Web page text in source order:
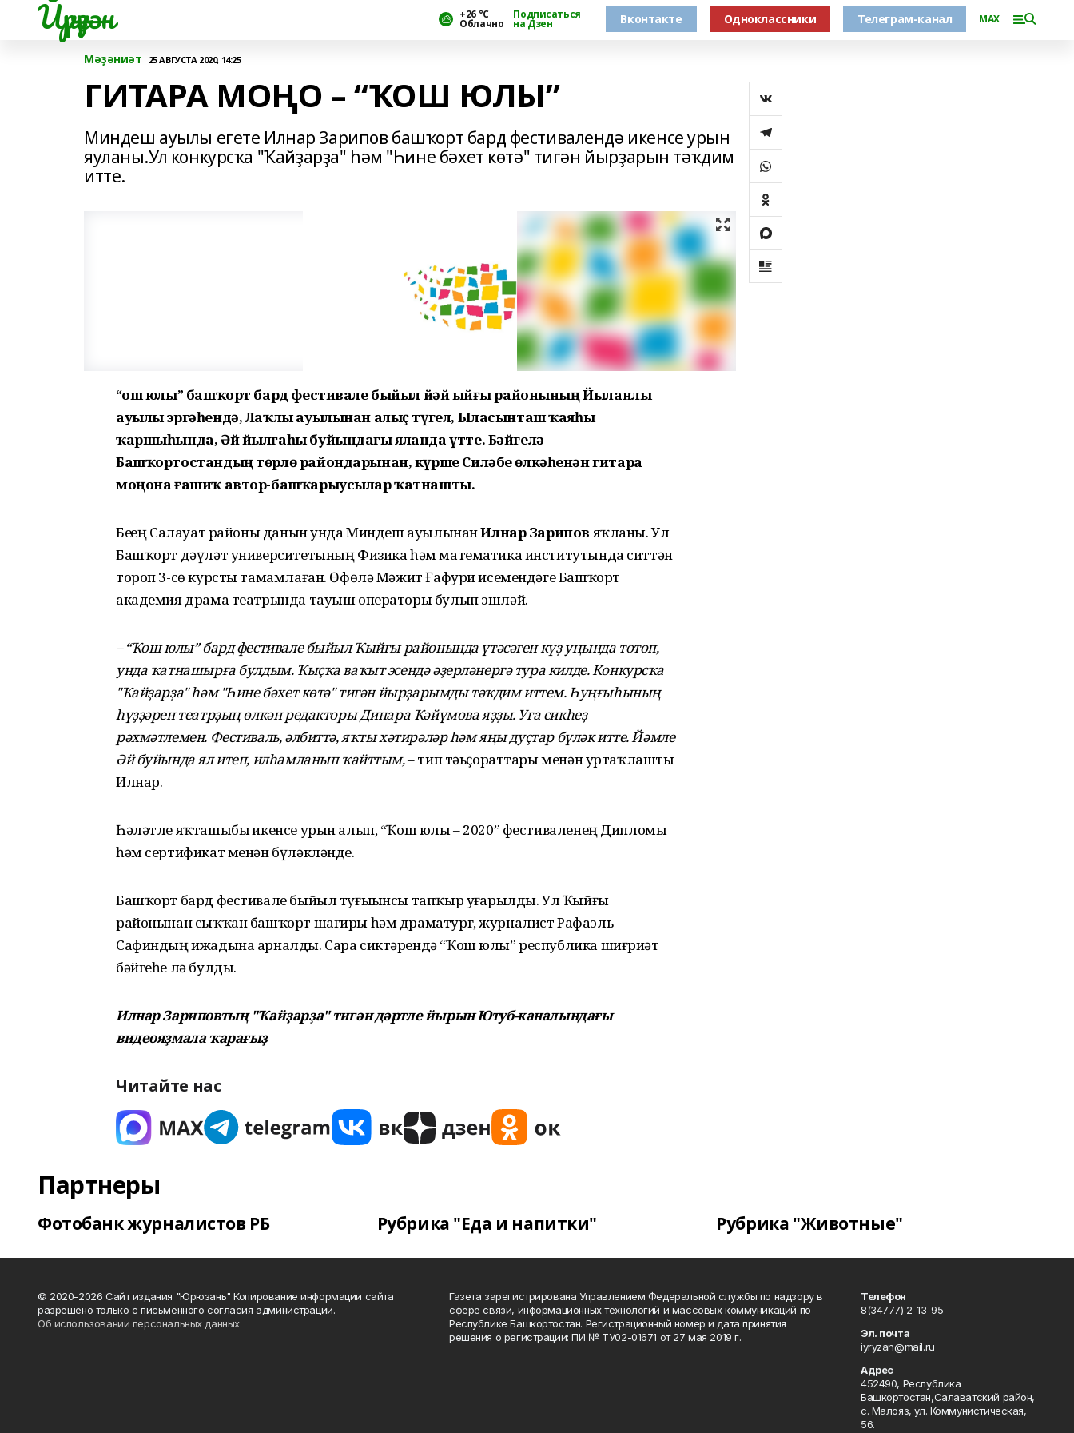
Йүрүҙән +26 °С
Облачно
Подписаться
на Дзен Вконтакте Одноклассники Телеграм-канал MAX
Мәҙәниәт 25 АВГУСТА 2020, 14:25
ГИТАРА МОҢО – “ҠОШ ЮЛЫ”
Миндеш ауылы егете Илнар Зарипов башҡорт бард фестивалендә икенсе урын
яуланы.Ул конкурсҡа "Ҡайҙарҙа" һәм "Һине бәхет көтә" тигән йырҙарын тәҡдим
итте.
“Ҡош юлы” башҡорт бард фестивале быйыл йәй Ҡыйғы районының Йыланлы
ауылы эргәһендә, Лаҡлы ауылынан алыҫ түгел, Ыласынташ ҡаяһы
ҡаршыһында, Әй йылғаһы буйындағы яланда үтте. Бәйгелә
Башҡортостандың төрлө райондарынан, күрше Силәбе өлкәһенән гитара
моңона ғашиҡ автор-башҡарыусылар ҡатнашты.
Беҙҙең Салауат районы данын унда Миндеш ауылынанИлнар Зарипов яҡланы. Ул
Башҡорт дәүләт университетының Физика һәм математика институтында ситтән
тороп 3-сө курсты тамамлаған. Өфөлә Мәжит Ғафури исемендәге Башҡорт
академия драма театрында тауыш операторы булып эшләй.
– “Ҡош юлы” бард фестивале быйыл Ҡыйғы районында үтәсәген күҙ уңында тотоп,
унда ҡатнашырға булдым. Ҡыҫҡа ваҡыт эсендә әҙерләнергә тура килде. Конкурсҡа
"Ҡайҙарҙа" һәм "Һине бәхет көтә" тигән йырҙарымды тәҡдим иттем. Һуңғыһының
һүҙҙәрен театрҙың өлкән редакторы Динара Ҡәйүмова яҙҙы. Уға сикһеҙ
рәхмәтлемен. Фестиваль, әлбиттә, яҡты хәтирәләр һәм яңы дуҫтар бүләк итте. Йәмле
Әй буйында ял итеп, илһамланып ҡайттым,– тип тәьҫораттары менән уртаҡлашты
Илнар.
Һәләтле яҡташыбыҙ икенсе урын алып, “Ҡош юлы – 2020” фестиваленең Дипломы
һәм сертификат менән бүләкләнде.
Башҡорт бард фестивале быйыл туғыҙынсы тапҡыр уҙғарылды. Ул Ҡыйғы
районынан сыҡҡан башҡорт шағиры һәм драматург, журналист Рафаэль
Сафиндың ижадына арналды. Сара сиктәрендә “Ҡош юлы” республика шиғриәт
бәйгеһе лә булды.
Илнар Зариповтың "Ҡайҙарҙа" тигән дәртле йырын Ютуб-каналындағы
видеояҙмала ҡарағыҙ
Читайте нас
Партнеры
Фотобанк журналистов РБ Рубрика "Еда и напитки" Рубрика "Животные"
© 2020-2026 Сайт издания "Юрюзань" Копирование информации сайта
разрешено только с письменного согласия администрации.
Об использовании персональных данных
Газета зарегистрирована Управлением Федеральной службы по надзору в
сфере связи, информационных технологий и массовых коммуникаций по
Республике Башкортостан. Регистрационный номер и дата принятия
решения о регистрации: ПИ № ТУ02-01671 от 27 мая 2019 г.
Телефон
8(34777) 2-13-95
Эл. почта
iyryzan@mail.ru
Адрес
452490, Республика
Башкортостан,Салаватский район,
с. Малояз, ул. Коммунистическая,
56.